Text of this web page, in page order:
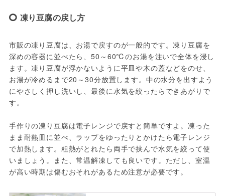
凍り豆腐の戻し方
市販の凍り豆腐は、お湯で戻すのが一般的です。凍り豆腐を
深めの容器に並べたら、50～60℃のお湯を注いで全体を浸し
ます。凍り豆腐が浮かないように平皿や木の蓋などをのせ、
お湯が冷めるまで20～30分放置します。中の水分を出すよう
にやさしく押し洗いし、最後に水気を絞ったらできあがりで
す。
手作りの凍り豆腐は電子レンジで戻すと簡単ですよ。凍った
まま耐熱皿に並べ、ラップをゆったりとかけたら電子レンジ
で加熱します。粗熱がとれたら両手で挟んで水気を絞って使
いましょう。また、常温解凍しても良いです。ただし、室温
が高い時期は傷むおそれがあるため注意が必要です。